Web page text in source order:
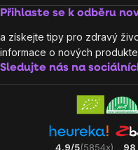
Přihlaste se k odběru
a získejte tipy pro zdravý
informace o nových
Sledujte nás na
4.9/5(5854x) 98